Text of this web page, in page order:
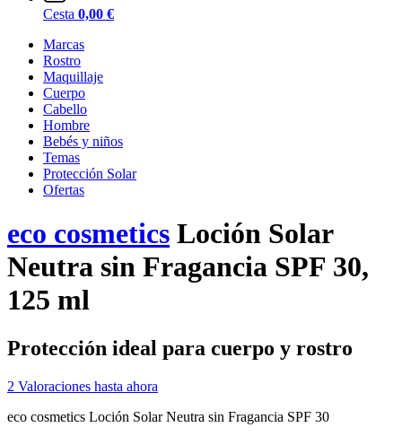
Cesta 0,00 €
Marcas
Rostro
Maquillaje
Cuerpo
Cabello
Hombre
Bebés y niños
Temas
Protección Solar
Ofertas
eco cosmetics Loción Solar
Neutra sin Fragancia SPF 30,
125 ml
Protección ideal para cuerpo y rostro
2 Valoraciones hasta ahora
eco cosmetics Loción Solar Neutra sin Fragancia SPF 30